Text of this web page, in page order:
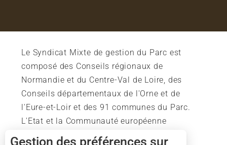
Le Syndicat Mixte de gestion du Parc est
composé des Conseils régionaux de
Normandie et du Centre-Val de Loire, des
Conseils départementaux de l'Orne et de
l'Eure-et-Loir et des 91 communes du Parc.
L'Etat et la Communauté européenne
soutiennent également l'action du Parc.
Gestion des préférences sur